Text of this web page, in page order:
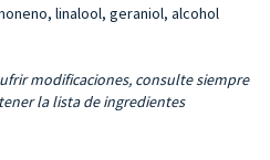
linalool, geraniol, alcohol
modificaciones, consulte siempre
la lista de ingredientes